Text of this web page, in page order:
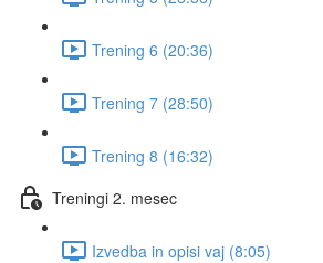
Trening 6 (20:36)
Trening 7 (28:50)
Trening 8 (16:32)
Treningi 2. mesec
Izvedba in opisi vaj (8:05)